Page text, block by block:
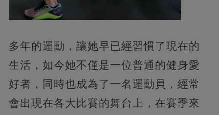
多年的運動，讓她早已經習慣了現在的
生活，如今她不僅是一位普通的健身愛
好者，同時也成為了一名運動員，經常
會出現在各大比賽的舞台上，在賽季來